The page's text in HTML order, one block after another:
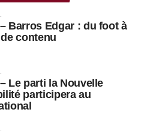
Barros Edgar : du foot à
contenu
Le parti la Nouvelle
participera au